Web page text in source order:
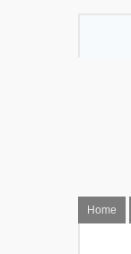
Home